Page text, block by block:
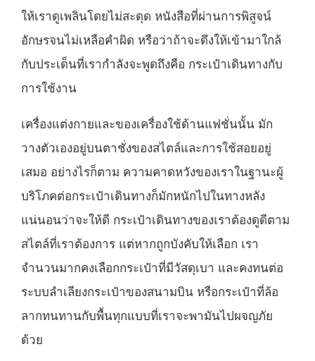
ให้เราดูเพลินโดยไม่สะดุด หนังสือที่ผ่านการพิสูจน์
อักษรจนไม่เหลือคำผิด หรือว่าถ้าจะดึงให้เข้ามาใกล้
กับประเด็นที่เรากำลังจะพูดถึงคือ กระเป๋าเดินทางกับ
การใช้งาน
เครื่องแต่งกายและของเครื่องใช้ด้านแฟชั่นนั้น มัก
วางตัวเองอยู่บนตาชั่งของสไตล์และการใช้สอยอยู่
เสมอ อย่างไรก็ตาม ความคาดหวังของเราในฐานะผู้
บริโภคต่อกระเป๋าเดินทางก็มักหนักไปในทางหลัง
แน่นอนว่าจะให้ดี กระเป๋าเดินทางของเราต้องดูดีตาม
สไตล์ที่เราต้องการ แต่หากถูกบังคับให้เลือก เรา
จำนวนมากคงเลือกกระเป๋าที่มีวัสดุเบา และคงทนต่อ
ระบบลำเลียงกระเป๋าของสนามบิน หรือกระเป๋าที่ล้อ
ลากทนทานกับพื้นทุกแบบที่เราจะพามันไปผจญภัย
ด้วย